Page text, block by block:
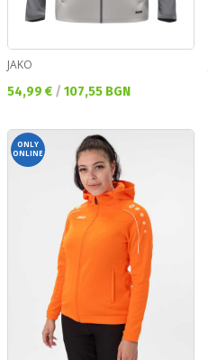
JAKO
Текуща цена:
54,99 € / 107,55 BGN
ONLY
ONLINE